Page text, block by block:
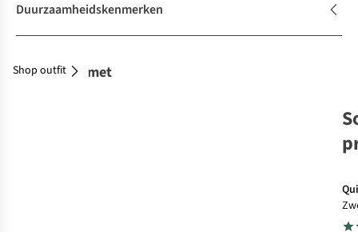
Duurzaamheidskenmerken
Combineer met
Shop outfit